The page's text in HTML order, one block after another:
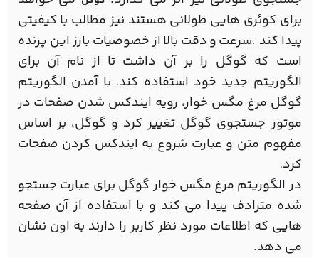
برای کوئری هایی طولانی هستند نیز مطالب با کیفیتی
پیدا کند .سرعت و دقت بالا از خصوصیات بارز این پرنده
است که گوگل را بر آن داشت تا از نام آن برای
الگوریتم جدید خود استفاده کند. با آمدن الگوریتم
گوگل مرغ مگس خوار، رویه ایندکس شدن صفحات در
موتور جستجوی گوگل تغییر کرد و گوگل، بر اساس
مفهوم متن و عبارت شروع به ایندکس کردن صفحات
کرد.
در الگوریتم مرغ مگس خوار گوگل برای عبارت جستجو
شده مترادف پیدا می کند و با استفاده از آن صفحه
هایی که اطلاعات مورد نظر کاربر را دارند به اون نشان
می دهد.